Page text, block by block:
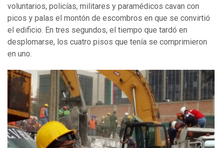
voluntarios, policías, militares y paramédicos cavan con
picos y palas el montón de escombros en que se convirtió
el edificio. En tres segundos, el tiempo que tardó en
desplomarse, los cuatro pisos que tenía se comprimieron
en uno.